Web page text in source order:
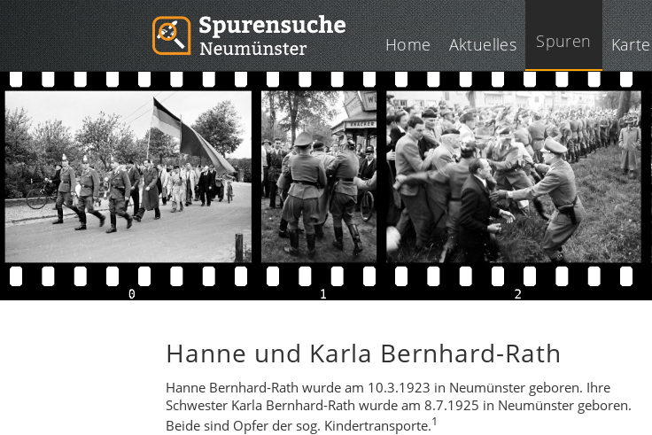
Home Aktuelles Spuren Karte
Hanne und Karla Bernhard-Rath
Hanne Bernhard-Rath wurde am 10.3.1923 in Neumünster geboren. Ihre
Schwester Karla Bernhard-Rath wurde am 8.7.1925 in Neumünster geboren.
Beide sind Opfer der sog. Kindertransporte.1